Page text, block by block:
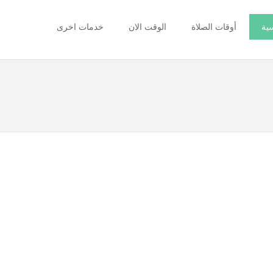
أوقات الصلاة الوقت الان خدمات اخرى